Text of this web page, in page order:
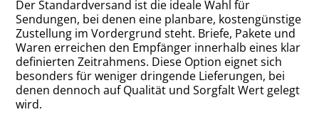
Der Standardversand ist die ideale Wahl für
Sendungen, bei denen eine planbare, kostengünstige
Zustellung im Vordergrund steht. Briefe, Pakete und
Waren erreichen den Empfänger innerhalb eines klar
definierten Zeitrahmens. Diese Option eignet sich
besonders für weniger dringende Lieferungen, bei
denen dennoch auf Qualität und Sorgfalt Wert gelegt
wird.